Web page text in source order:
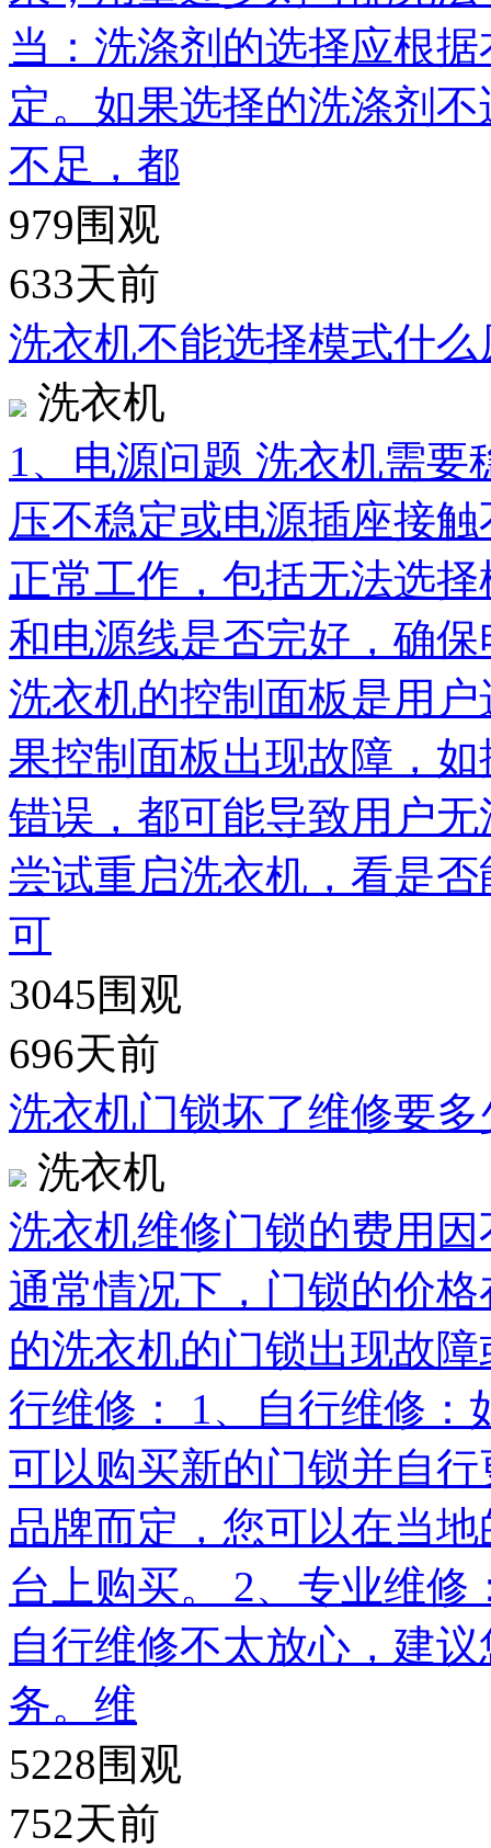
当：洗涤剂的选择应根
定。如果选择的洗涤剂
不足，都
979围观
633天前
洗衣机不能选择模式什么
洗衣机
1、电源问题 洗衣机需
压不稳定或电源插座接
正常工作，包括无法选
和电源线是否完好，确
洗衣机的控制面板是用
果控制面板出现故障，
错误，都可能导致用户
尝试重启洗衣机，看是
可
3045围观
696天前
洗衣机门锁坏了维修要多
洗衣机
洗衣机维修门锁的费用
通常情况下，门锁的价
的洗衣机的门锁出现故
行维修： 1、自行维修：
可以购买新的门锁并自
品牌而定，您可以在当
台上购买。 2、专业维
自行维修不太放心，建
务。维
5228围观
752天前